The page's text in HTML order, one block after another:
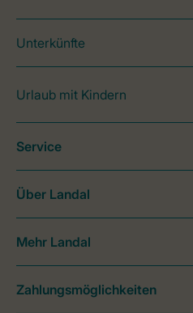
Unterkünfte
Urlaub mit Kindern
Service
Über Landal
Mehr Landal
Zahlungsmöglichkeiten